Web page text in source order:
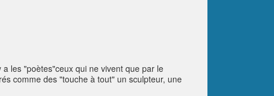
les "poètes"ceux qui ne vivent que par le
comme des "touche à tout" un sculpteur, une